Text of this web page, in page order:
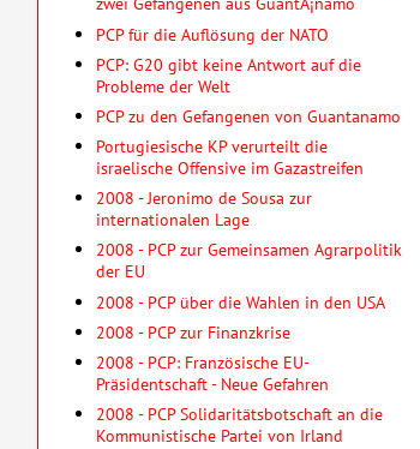
PCP für die Auflösung der NATO
PCP: G20 gibt keine Antwort auf die
Probleme der Welt
PCP zu den Gefangenen von Guantanamo
Portugiesische KP verurteilt die
israelische Offensive im Gazastreifen
2008 - Jeronimo de Sousa zur
internationalen Lage
2008 - PCP zur Gemeinsamen Agrarpolitik
der EU
2008 - PCP über die Wahlen in den USA
2008 - PCP zur Finanzkrise
2008 - PCP: Französische EU-
Präsidentschaft - Neue Gefahren
2008 - PCP Solidaritätsbotschaft an die
Kommunistische Partei von Irland